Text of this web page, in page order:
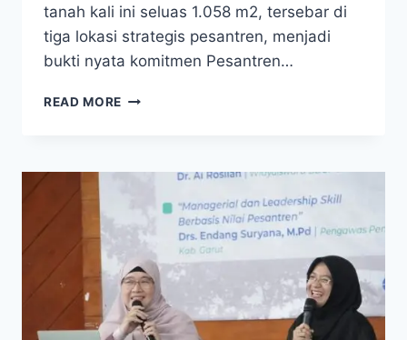
tanah kali ini seluas 1.058 m2, tersebar di
tiga lokasi strategis pesantren, menjadi
bukti nyata komitmen Pesantren…
READ MORE